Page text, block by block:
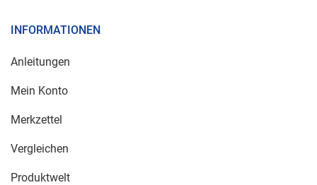
INFORMATIONEN
Anleitungen
Mein Konto
Merkzettel
Vergleichen
Produktwelt